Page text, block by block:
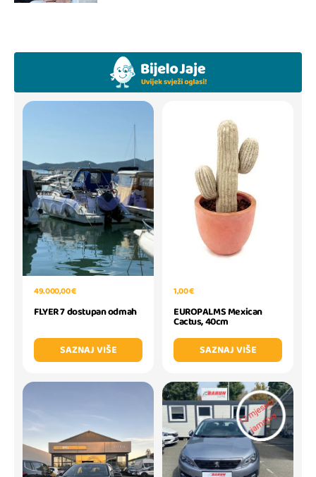
49.000,00 €
FLYER 7 dostupan odmah
SAZNAJ VIŠE
1,00 €
EUROPALMS Mexican
Cactus, 40cm
SAZNAJ VIŠE